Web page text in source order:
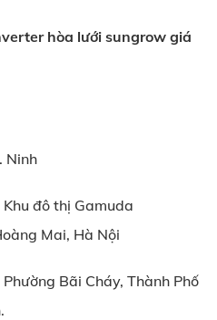
hòa lưới sungrow giá
Ninh
đô thị Gamuda
Mai, Hà Nội
Bãi Cháy, Thành Phố